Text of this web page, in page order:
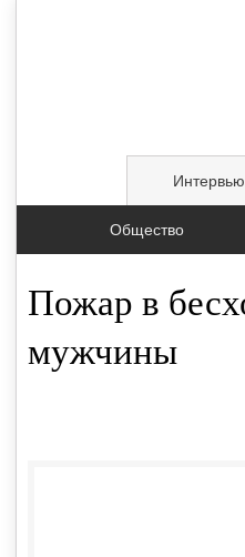
Интервью
Общество
Пожар в
мужчины